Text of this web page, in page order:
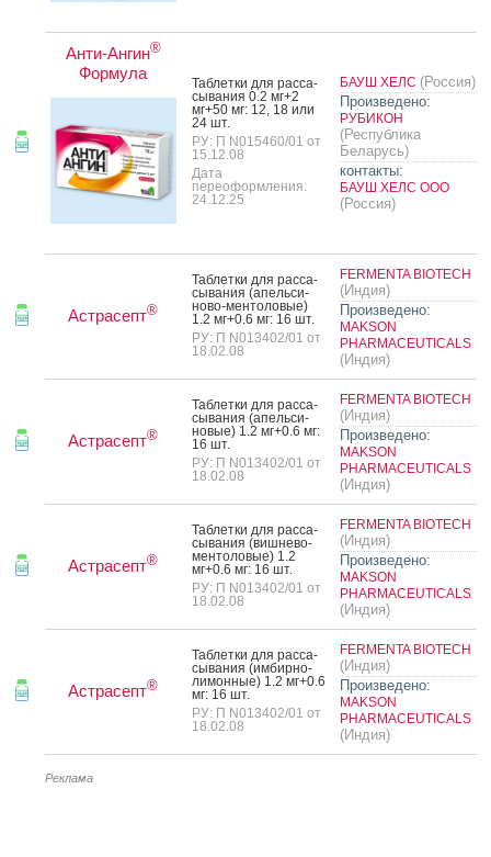
Анти-Ангин®
Формула
Таб­летки для рас­са­
сыва­ния 0.2 мг+2
мг+50 мг: 12, 18 или
24 шт.
РУ: П N015460/01 от
15.12.08
Дата
переоформления:
24.12.25
БАУШ ХЕЛС (Россия)
Произведено:
РУБИКОН
(Республика
Беларусь)
контакты:
БАУШ ХЕЛС ООО
(Россия)
Астрасепт®
Таб­летки для рас­са­
сыва­ния (апель­си­
ново-мен­то­ловые)
1.2 мг+0.6 мг: 16 шт.
РУ: П N013402/01 от
18.02.08
FERMENTA BIOTECH
(Индия)
Произведено:
MAKSON
PHARMACEUTICALS
(Индия)
Астрасепт®
Таб­летки для рас­са­
сыва­ния (апель­си­
новые) 1.2 мг+0.6 мг:
16 шт.
РУ: П N013402/01 от
18.02.08
FERMENTA BIOTECH
(Индия)
Произведено:
MAKSON
PHARMACEUTICALS
(Индия)
Астрасепт®
Таб­летки для рас­са­
сыва­ния (виш­не­во-
мен­то­ловые) 1.2
мг+0.6 мг: 16 шт.
РУ: П N013402/01 от
18.02.08
FERMENTA BIOTECH
(Индия)
Произведено:
MAKSON
PHARMACEUTICALS
(Индия)
Астрасепт®
Таб­летки для рас­са­
сыва­ния (им­бирно-
ли­мон­ные) 1.2 мг+0.6
мг: 16 шт.
РУ: П N013402/01 от
18.02.08
FERMENTA BIOTECH
(Индия)
Произведено:
MAKSON
PHARMACEUTICALS
(Индия)
Реклама